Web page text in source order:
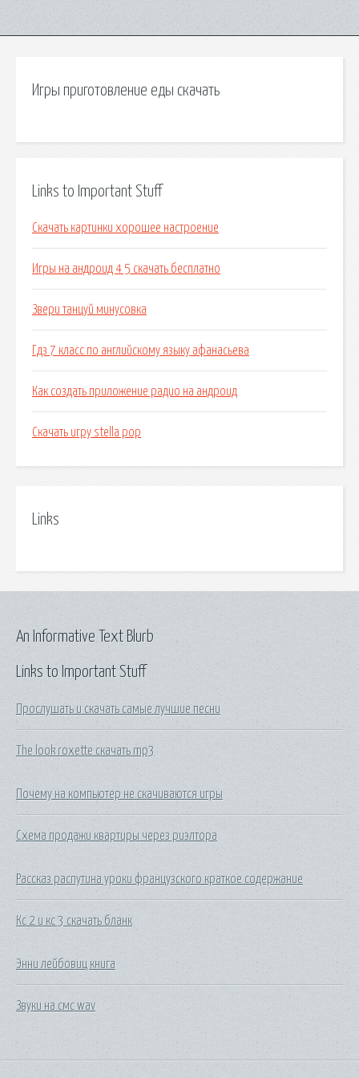
Игры приготовление еды скачать
Links to Important Stuff
Скачать картинки хорошее настроение
Игры на андроид 4 5 скачать бесплатно
Звери танцуй минусовка
Гдз 7 класс по английскому языку афанасьева
Как создать приложение радио на андроид
Скачать игру stella pop
Links
Links to Important Stuff
Прослушать и скачать самые лучшие песни
The look roxette скачать mp3
Почему на компьютер не скачиваются игры
Схема продажи квартиры через риэлтора
Рассказ распутина уроки французского краткое содержание
Кс 2 и кс 3 скачать бланк
Энни лейбовиц книга
Звуки на смс wav
An Informative Text Blurb